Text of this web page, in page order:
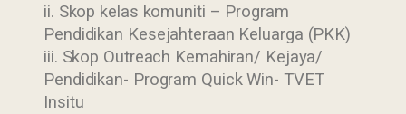
ii. Skop kelas komuniti – Program
Pendidikan Kesejahteraan Keluarga (PKK)
iii. Skop Outreach Kemahiran/ Kejaya/
Pendidikan- Program Quick Win- TVET
Insitu